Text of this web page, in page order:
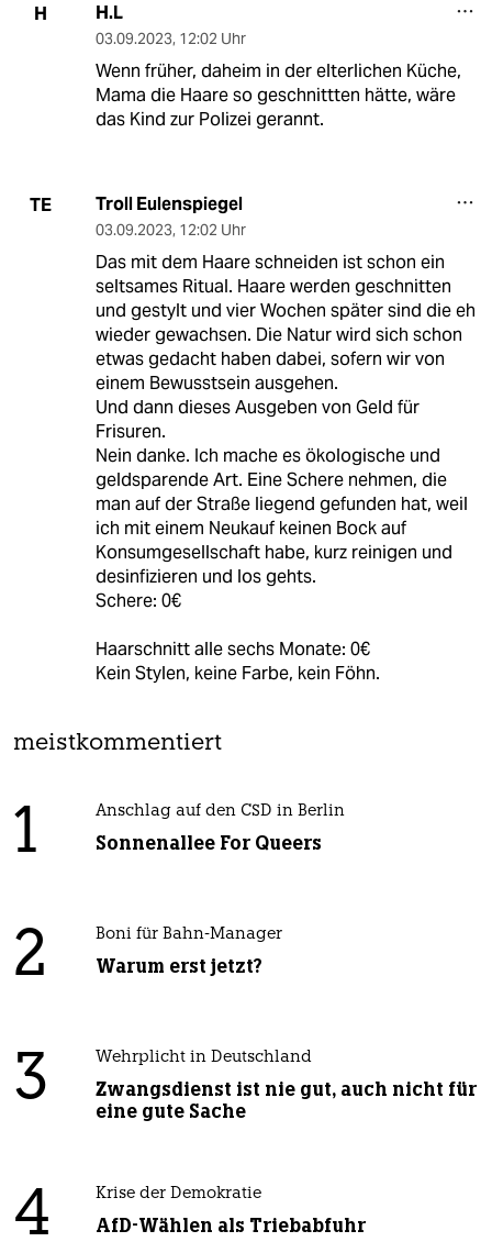
H H.L
03.09.2023, 12:02 Uhr
Wenn früher, daheim in der elterlichen Küche,
Mama die Haare so geschnittten hätte, wäre
das Kind zur Polizei gerannt.
TE Troll Eulenspiegel
03.09.2023, 12:02 Uhr
Das mit dem Haare schneiden ist schon ein
seltsames Ritual. Haare werden geschnitten
und gestylt und vier Wochen später sind die eh
wieder gewachsen. Die Natur wird sich schon
etwas gedacht haben dabei, sofern wir von
einem Bewusstsein ausgehen.
Und dann dieses Ausgeben von Geld für
Frisuren.
Nein danke. Ich mache es ökologische und
geldsparende Art. Eine Schere nehmen, die
man auf der Straße liegend gefunden hat, weil
ich mit einem Neukauf keinen Bock auf
Konsumgesellschaft habe, kurz reinigen und
desinfizieren und los gehts.
Schere: 0€
Haarschnitt alle sechs Monate: 0€
Kein Stylen, keine Farbe, kein Föhn.
meistkommentiert
1 Anschlag auf den CSD in Berlin
Sonnenallee For Queers
2 Boni für Bahn-Manager
Warum erst jetzt?
3 Wehrplicht in Deutschland
Zwangsdienst ist nie gut, auch nicht für
eine gute Sache
4 Krise der Demokratie
AfD-Wählen als Triebabfuhr